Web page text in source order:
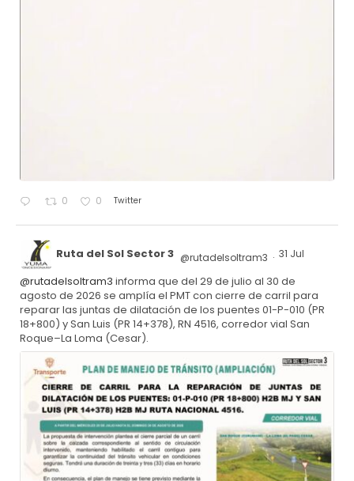
0 0 Twitter
Ruta del Sol Sector 3 @rutadelsoltram3 · 31 Jul
@rutadelsoltram3 informa que del 29 de julio al 30 de
agosto de 2026 se amplía el PMT con cierre de carril para
reparar las juntas de dilatación de los puentes 01-P-010 (PR
18+800) y San Luis (PR 14+378), RN 4516, corredor vial San
Roque–La Loma (Cesar).